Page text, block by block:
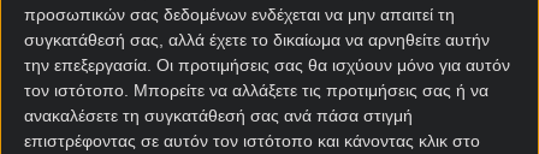
προσωπικών σας δεδομένων ενδέχεται να μην απαιτεί τη
συγκατάθεσή σας, αλλά έχετε το δικαίωμα να αρνηθείτε αυτήν
την επεξεργασία. Οι προτιμήσεις σας θα ισχύουν μόνο για αυτόν
τον ιστότοπο. Μπορείτε να αλλάξετε τις προτιμήσεις σας ή να
ανακαλέσετε τη συγκατάθεσή σας ανά πάσα στιγμή
επιστρέφοντας σε αυτόν τον ιστότοπο και κάνοντας κλικ στο
Ξεκάθαρο φαβορί στιςστοιχηματικές εταιρίες οι
Γαλιθιάνοι, αξίζει όμως το κυνήγι της έκπληξης, εξ’
ου και η επιλογή της διπλής ευκαιρίας (Χ2) στο
Θέλτα – Λεβάντε.